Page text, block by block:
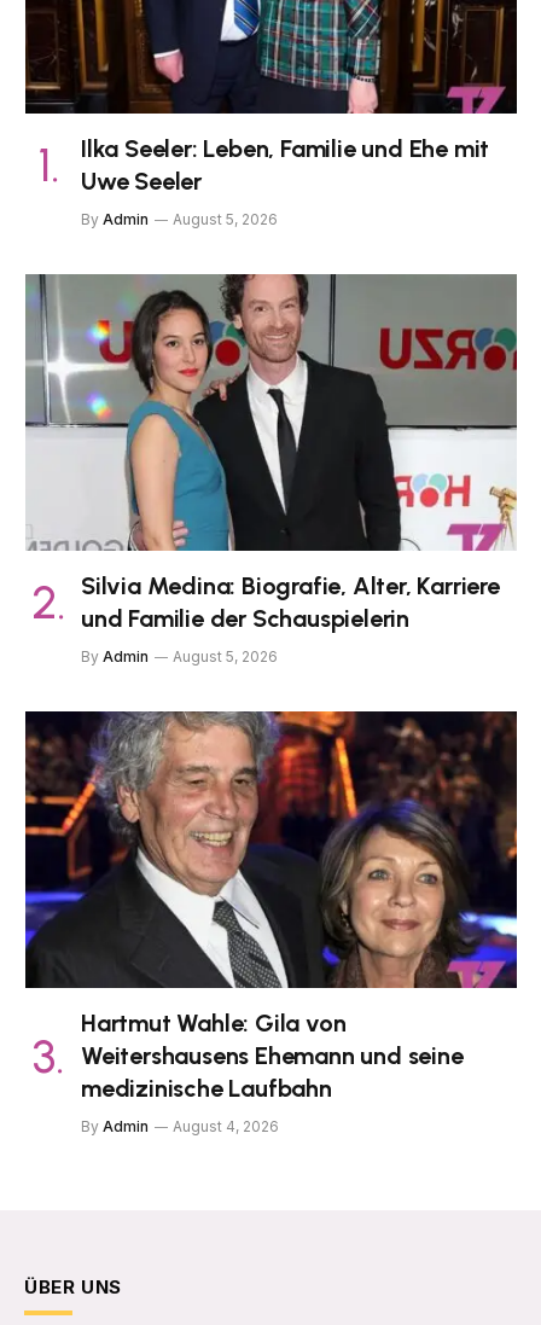
Ilka Seeler: Leben, Familie und Ehe mit
Uwe Seeler
By Admin August 5, 2026
Silvia Medina: Biografie, Alter, Karriere
und Familie der Schauspielerin
By Admin August 5, 2026
Hartmut Wahle: Gila von
Weitershausens Ehemann und seine
medizinische Laufbahn
By Admin August 4, 2026
ÜBER UNS